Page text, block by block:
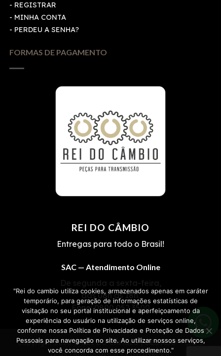
- REGISTRAR
- MINHA CONTA
- PERDEU A SENHA?
FORMAS DE PAGAMENTO
REI DO CÂMBIO
Entregas para todo o Brasil!
SAC — Atendimento Online
De segunda a sexta-feira,
das 08h às 18h.
Fone:0800 052 3500
Copyright 2026 ©REI DO CÂMBIO | OESTCAP• CNPJ
12.085.808/0001-06 • Cascavel-PR.
"Rei do cambio utiliza cookies, armazenados apenas em caráter
temporário, para geração de informações estatísticas de
visitação no seu portal institucional e aperfeiçoamento da
experiência do usuário na utilização de serviços online,
conforme nossa Política de Privacidade e Proteção de Dados
Pessoais para navegação no site. Ao utilizar nossos serviços,
você concorda com esse procedimento."